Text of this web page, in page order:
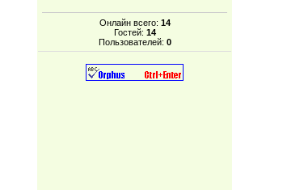
Онлайн всего: 14
Гостей: 14
Пользователей: 0